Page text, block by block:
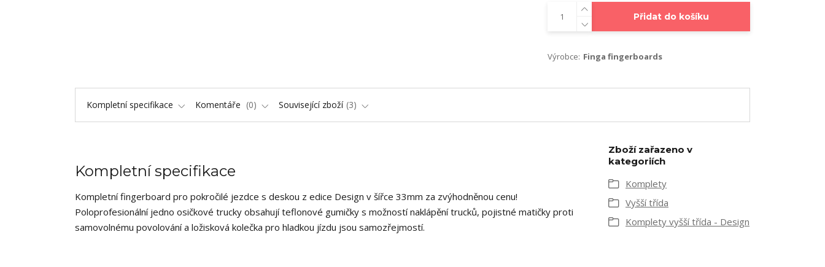
Přidat do košíku
Výrobce: Finga fingerboards
Kompletní specifikace Komentáře 0 Související zboží 3
Kompletní specifikace
Kompletní fingerboard pro pokročilé jezdce s deskou z edice Design v šířce 33mm za zvýhodněnou cenu!
Poloprofesionální jedno osičkové trucky obsahují teflonové gumičky s možností naklápění trucků, pojistné matičky proti
samovolnému povolování a ložisková kolečka pro hladkou jízdu jsou samozřejmostí.
Zboží zařazeno v
kategoriích
Komplety
Vyšší třída
Komplety vyšší třída - Design